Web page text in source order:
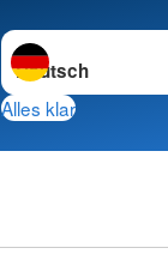
Sprache wechseln
Alles klar